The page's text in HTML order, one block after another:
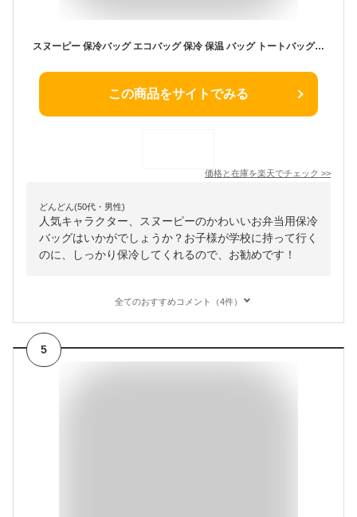
スヌーピー 保冷バッグ エコバッグ 保冷 保温 バッグ トートバッグ レディース ファスナー 子供 軽量 ショッピングバッグ クーラーバッグ 2023 福袋 メンズ レディース
この商品をサイトでみる
価格と在庫を楽天でチェック >>
どんどん(50代・男性)
人気キャラクター、スヌーピーのかわいいお弁当用保冷
バッグはいかがでしょうか？お子様が学校に持って行く
のに、しっかり保冷してくれるので、お勧めです！
全てのおすすめコメント（4件）
5